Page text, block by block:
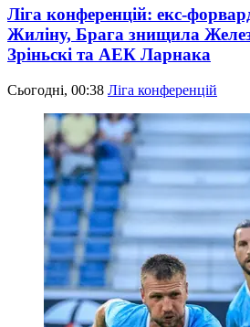
Ліга конференцій: екс-
Жиліну, Брага знищила
Зріньскі та АЕК Ларнака
Сьогодні, 00:38 Ліга конференцій